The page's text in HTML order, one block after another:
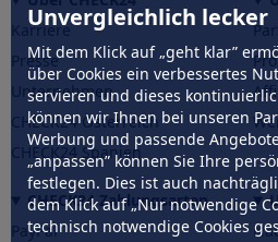
Unvergleichlich lecker
Mit dem Klick auf „geht klar”
über Cookies ein verbessertes
servieren und dieses
können wir Ihnen bei unseren
Werbung und passende
„anpassen” können Sie Ihre
festlegen. Dies ist auch
dem Klick auf „Nur notwendige
technisch notwendige Cookies
Karriere
Presse
Unternehmen
CHECK24 Österreich
CHECK24 Spanien
CHECK24 Zahlungsarten
PayPal